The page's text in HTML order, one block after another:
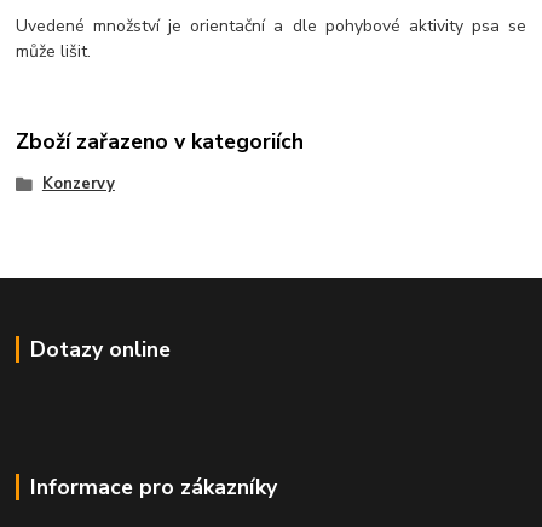
Uvedené množství je orientační a dle pohybové aktivity psa se
může lišit.
Zboží zařazeno v kategoriích
Konzervy
Dotazy online
Informace pro zákazníky